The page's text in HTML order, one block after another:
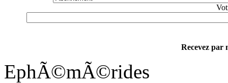
Recevez par
EphÃ©mÃ©rides